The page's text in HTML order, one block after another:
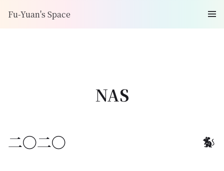
Fu-Yuan's Space
NAS
二〇二〇